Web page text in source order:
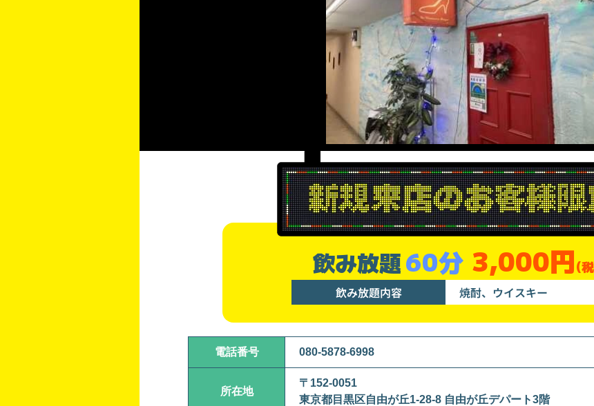
飲み放題60分 3,000円(
飲み放題内容 焼酎、ウイスキー
電話番号 080-5878-6998
所在地
〒152-0051
東京都目黒区自由が丘1-28-8 自由が丘デパート3階